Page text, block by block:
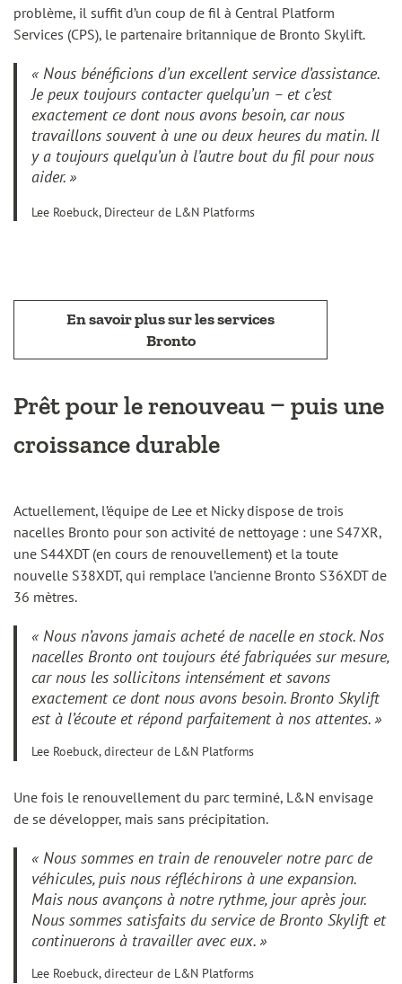
problème, il suffit d’un coup de fil à Central Platform
Services (CPS), le partenaire britannique de Bronto Skylift.
« Nous bénéficions d’un excellent service d’assistance.
Je peux toujours contacter quelqu’un – et c’est
exactement ce dont nous avons besoin, car nous
travaillons souvent à une ou deux heures du matin. Il
y a toujours quelqu’un à l’autre bout du fil pour nous
aider. »
Lee Roebuck, Directeur de L&N Platforms
En savoir plus sur les services
Bronto
Prêt pour le renouveau – puis une
croissance durable
Actuellement, l’équipe de Lee et Nicky dispose de trois
nacelles Bronto pour son activité de nettoyage : une S47XR,
une S44XDT (en cours de renouvellement) et la toute
nouvelle S38XDT, qui remplace l’ancienne Bronto S36XDT de
36 mètres.
« Nous n’avons jamais acheté de nacelle en stock. Nos
nacelles Bronto ont toujours été fabriquées sur mesure,
car nous les sollicitons intensément et savons
exactement ce dont nous avons besoin. Bronto Skylift
est à l’écoute et répond parfaitement à nos attentes. »
Lee Roebuck, directeur de L&N Platforms
Une fois le renouvellement du parc terminé, L&N envisage
de se développer, mais sans précipitation.
« Nous sommes en train de renouveler notre parc de
véhicules, puis nous réfléchirons à une expansion.
Mais nous avançons à notre rythme, jour après jour.
Nous sommes satisfaits du service de Bronto Skylift et
continuerons à travailler avec eux. »
Lee Roebuck, directeur de L&N Platforms